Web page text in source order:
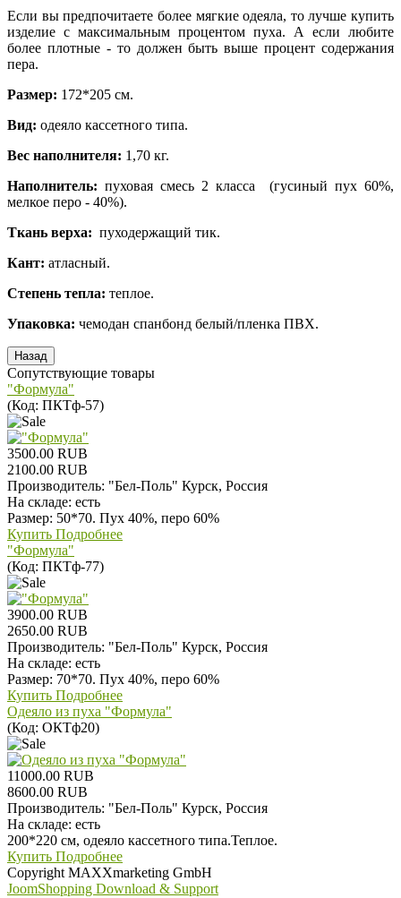
Если вы предпочитаете более мягкие одеяла, то лучше купить
изделие с максимальным процентом пуха. А если любите
более плотные - то должен быть выше процент содержания
пера.
Размер: 172*205 см.
Вид: одеяло кассетного типа.
Вес наполнителя: 1,70 кг.
Наполнитель: пуховая смесь 2 класса (гусиный пух 60%,
мелкое перо - 40%).
Ткань верха: пуходержащий тик.
Кант: атласный.
Степень тепла: теплое.
Упаковка: чемодан спанбонд белый/пленка ПВХ.
Сопутствующие товары
"Формула"
(Код: ПКТф-57)
3500.00 RUB
2100.00 RUB
Производитель: "Бел-Поль" Курск, Россия
На складе: есть
Размер: 50*70. Пух 40%, перо 60%
Купить Подробнее
"Формула"
(Код: ПКТф-77)
3900.00 RUB
2650.00 RUB
Производитель: "Бел-Поль" Курск, Россия
На складе: есть
Размер: 70*70. Пух 40%, перо 60%
Купить Подробнее
Одеяло из пуха "Формула"
(Код: ОКТф20)
11000.00 RUB
8600.00 RUB
Производитель: "Бел-Поль" Курск, Россия
На складе: есть
200*220 см, одеяло кассетного типа.Теплое.
Купить Подробнее
Copyright MAXXmarketing GmbH
JoomShopping Download & Support